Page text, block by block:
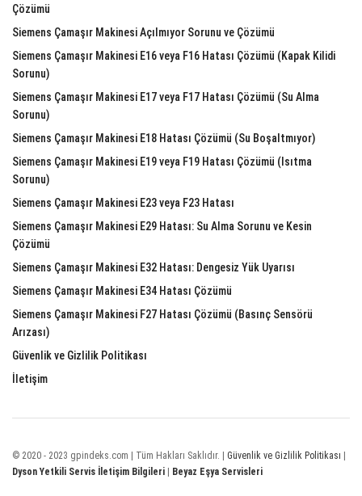
Çözümü
Siemens Çamaşır Makinesi Açılmıyor Sorunu ve Çözümü
Siemens Çamaşır Makinesi E16 veya F16 Hatası Çözümü (Kapak Kilidi
Sorunu)
Siemens Çamaşır Makinesi E17 veya F17 Hatası Çözümü (Su Alma
Sorunu)
Siemens Çamaşır Makinesi E18 Hatası Çözümü (Su Boşaltmıyor)
Siemens Çamaşır Makinesi E19 veya F19 Hatası Çözümü (Isıtma
Sorunu)
Siemens Çamaşır Makinesi E23 veya F23 Hatası
Siemens Çamaşır Makinesi E29 Hatası: Su Alma Sorunu ve Kesin
Çözümü
Siemens Çamaşır Makinesi E32 Hatası: Dengesiz Yük Uyarısı
Siemens Çamaşır Makinesi E34 Hatası Çözümü
Siemens Çamaşır Makinesi F27 Hatası Çözümü (Basınç Sensörü
Arızası)
Güvenlik ve Gizlilik Politikası
İletişim
© 2020 - 2023 gpindeks.com | Tüm Hakları Saklıdır. | Güvenlik ve Gizlilik Politikası
Dyson Yetkili Servis İletişim Bilgileri
Beyaz Eşya Servisleri